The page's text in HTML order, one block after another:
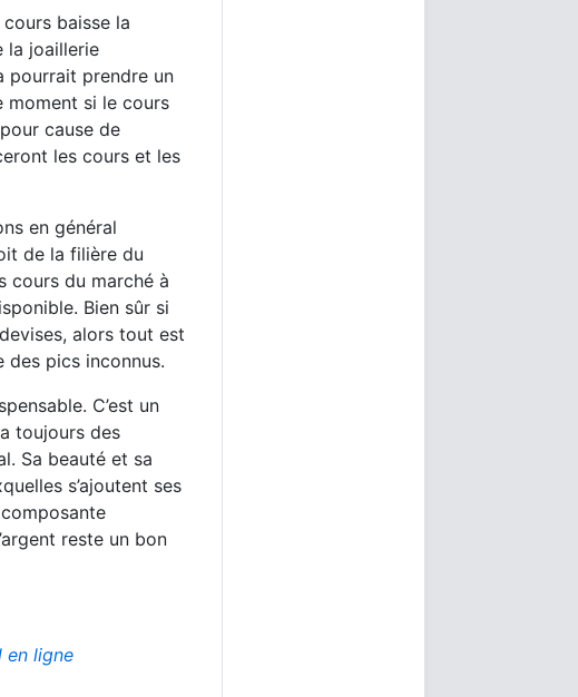
baisse la
la joaillerie
pourrait prendre un
moment si le cours
cause de
les cours et les
en général
de la filière du
cours du marché à
Bien sûr si
alors tout est
des pics inconnus.
C’est un
toujours des
Sa beauté et sa
s’ajoutent ses
reste un bon
en ligne